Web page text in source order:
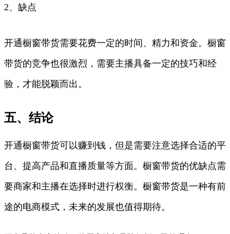
2、缺点
开通橱窗带货需要花费一定的时间、精力和资金。橱窗
带货的竞争也很激烈，需要主播具备一定的技巧和经
验，才能脱颖而出。
五、结论
开通橱窗带货可以赚到钱，但是需要注意选择合适的平
台、提高产品和直播质量等方面。橱窗带货的优缺点需
要商家和主播在选择时进行权衡。橱窗带货是一种有前
途的电商模式，未来的发展也值得期待。